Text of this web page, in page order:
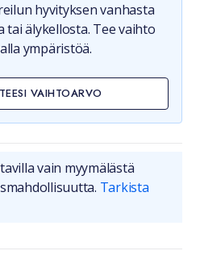
hyvityksen vanhasta
tai älykellosta. Tee vaihto
ympäristöä.
VAIHTOARVO
vain myymälästä
Tarkista